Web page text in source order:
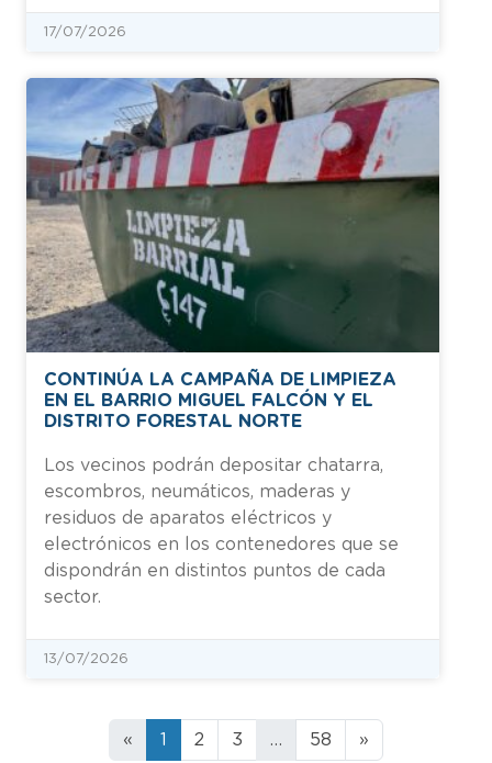
17/07/2026
CONTINÚA LA CAMPAÑA DE LIMPIEZA
EN EL BARRIO MIGUEL FALCÓN Y EL
DISTRITO FORESTAL NORTE
Los vecinos podrán depositar chatarra,
escombros, neumáticos, maderas y
residuos de aparatos eléctricos y
electrónicos en los contenedores que se
dispondrán en distintos puntos de cada
sector.
13/07/2026
« 1 2 3 … 58 »